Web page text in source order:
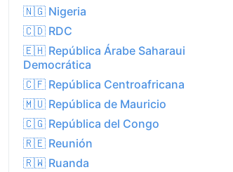
15.1°C
51%
19.1 kph
0.0 mm
🇳🇬 Nigeria
🇨🇩 RDC
🇪🇭 República Árabe Saharaui
Democrática
🇨🇫 República Centroafricana
🇲🇺 República de Mauricio
🇨🇬 República del Congo
🇷🇪 Reunión
🇷🇼 Ruanda